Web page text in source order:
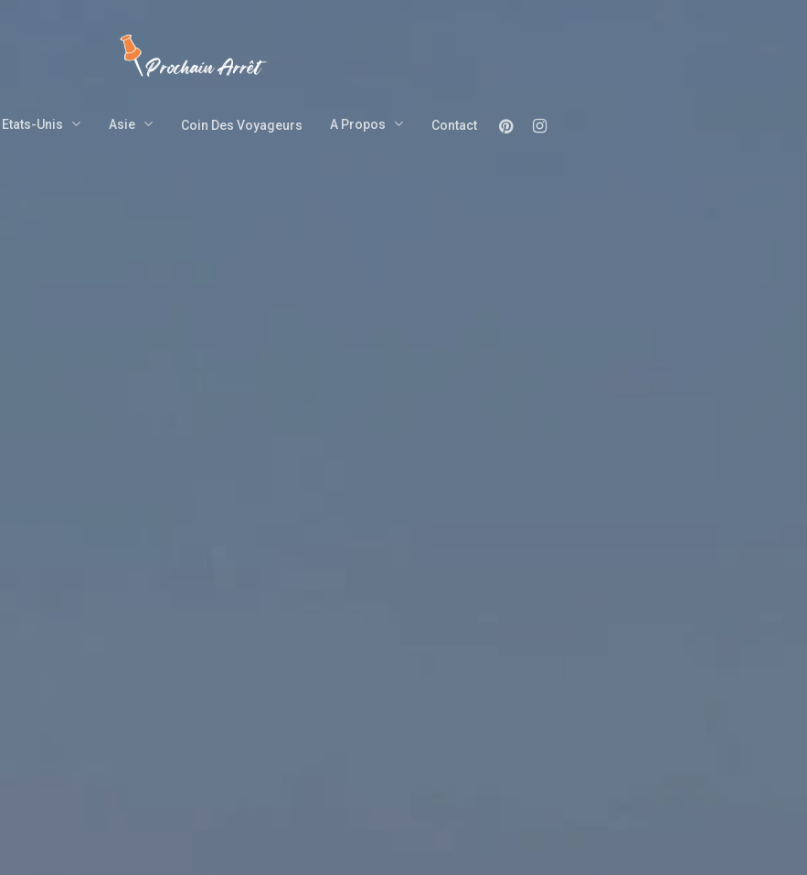
Etats-Unis Asie Coin Des Voyageurs A Propos Contact PinterestInstagram